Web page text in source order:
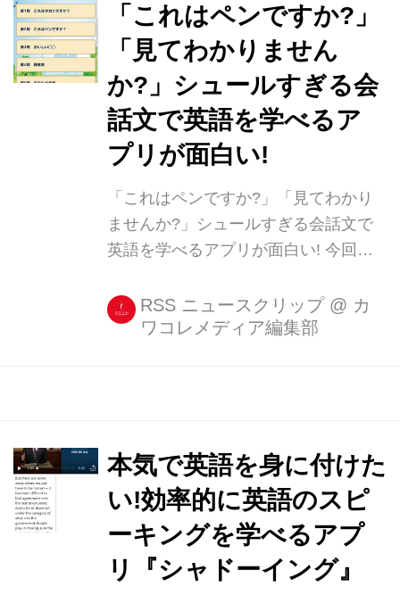
の記事も週末にまとめてチェッ [...]
「これはペンですか?」
「見てわかりません
か?」シュールすぎる会
話文で英語を学べるア
プリが面白い!
「これはペンですか?」「見てわかり
ませんか?」シュールすぎる会話文で
英語を学べるアプリが面白い! 今回紹
の名の通り、ちょっとおバカでシュー
ルな会話文を例に英語を楽しめるアプ
RSS ニュースクリップ @ カ
ワコレメディア編集部
本気で英語を身に付けた
い!効率的に英語のスピ
ーキングを学べるアプ
リ『シャドーイング』